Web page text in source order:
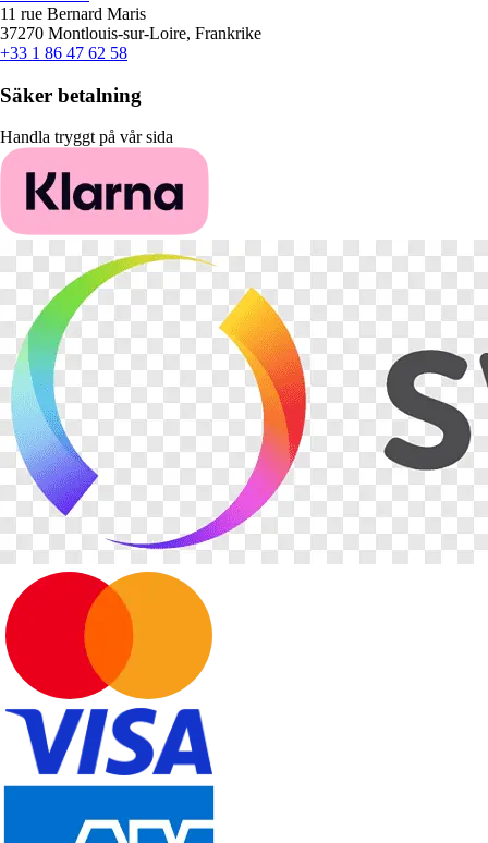
11 rue Bernard Maris
37270 Montlouis-sur-Loire, Frankrike
+33 1 86 47 62 58
Säker betalning
Handla tryggt på vår sida